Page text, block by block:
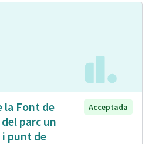
la Font de
parc un
punt de
Acceptada